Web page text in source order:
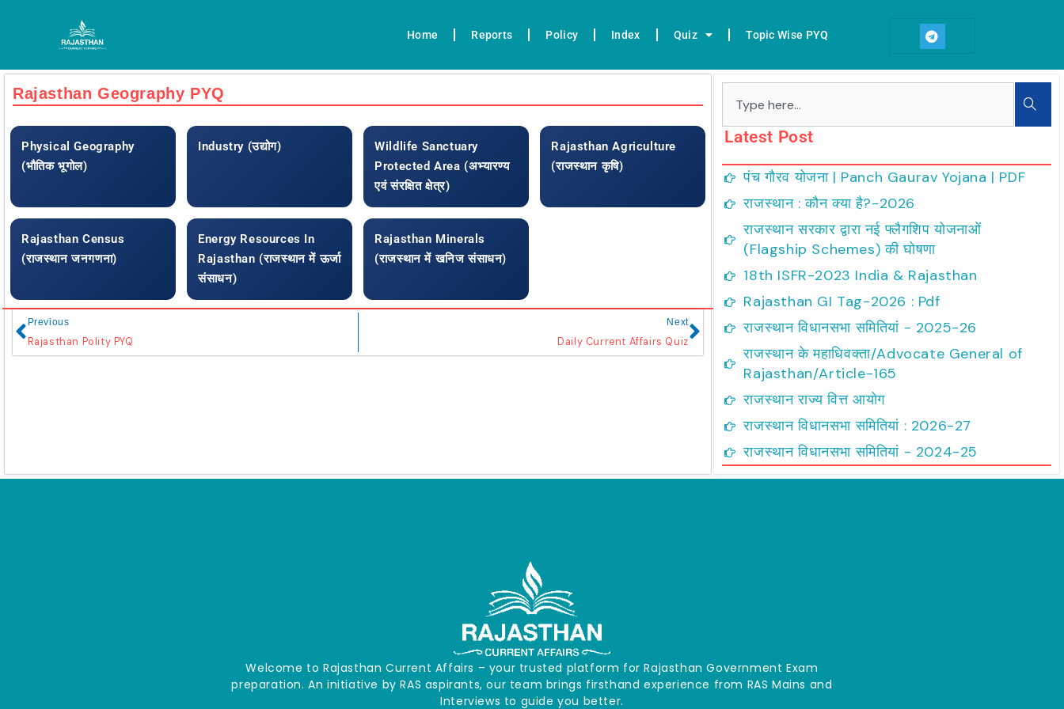
Home Reports Policy Index Quiz Topic Wise PYQ
T
e
l
g
r
Rajasthan Geography PYQ
Physical Geography
(भौतिक भूगोल)
Industry (उद्योग)
Wildlife Sanctuary
Protected Area (अभ्यारण्य
एवं संरक्षित क्षेत्र)
Rajasthan Agriculture
(राजस्थान कृषि)
Rajasthan Census
(राजस्थान जनगणना)
Energy Resources In
Rajasthan (राजस्थान में ऊर्जा
संसाधन)
Rajasthan Minerals
(राजस्थान में खनिज संसाधन)
Prev
Previous
Rajasthan Polity PYQ
Next
Daily Current Affairs Quiz
Next
Latest Post
पंच गौरव योजना | Panch Gaurav Yojana | PDF
राजस्थान : कौन क्या है?-2026
राजस्थान सरकार द्वारा नई फ्लैगशिप योजनाओं
(Flagship Schemes) की घोषणा
18th ISFR-2023 India & Rajasthan
Rajasthan GI Tag-2026 : Pdf
राजस्थान विधानसभा समितियां - 2025-26
राजस्थान के महाधिवक्ता/Advocate General of
Rajasthan/Article-165
राजस्थान राज्य वित्त आयोग
राजस्थान विधानसभा समितियां : 2026-27
राजस्थान विधानसभा समितियां - 2024-25
Welcome to Rajasthan Current Affairs – your trusted platform for Rajasthan Government Exam
preparation. An initiative by RAS aspirants, our team brings firsthand experience from RAS Mains and
Interviews to guide you better.